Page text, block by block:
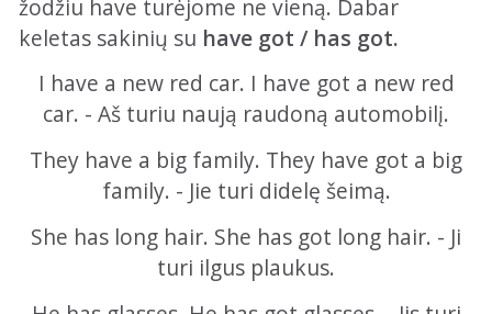
žodžiu have turėjome ne vieną. Dabar
keletas sakinių su have got / has got.
I have a new red car. I have got a new red
car. - Aš turiu naują raudoną automobilį.
They have a big family. They have got a big
family. - Jie turi didelę šeimą.
She has long hair. She has got long hair. - Ji
turi ilgus plaukus.